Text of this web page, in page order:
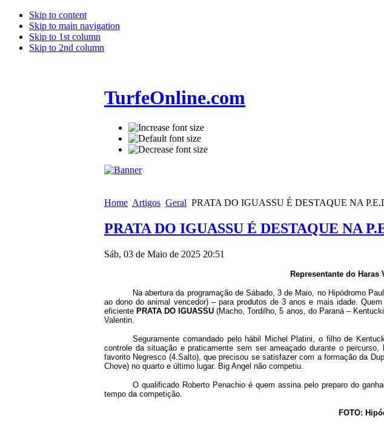
Skip to content
Skip to main navigation
Skip to 1st column
Skip to 2nd column
TurfeOnline.com
Home Artigos Geral PRATA DO IGUASSU É DESTAQUE NA
PRATA DO IGUASSU É DESTAQUE NA
Sáb, 03 de Maio de 2025 20:51
Representante do
Na abertura da programação de Sábado, 3 de Maio, no Hipódromo
ao dono do animal vencedor) – para produtos de 3 anos e mais idade.
eficientePRATA DO IGUASSU (Macho, Tordilho, 5 anos, do Paraná –
Valentin.
Seguramente comandado pelo hábil Michel Platini, o filho de
controle da situação e praticamente sem ser ameaçado durante o percurso,
favorito Negresco (4.Salto), que precisou se satisfazer com a formação da
Chove) no quarto e último lugar. Big Angel não competiu.
O qualificado Roberto Penachio é quem assina pelo preparo do
tempo da competição.
FOTO: